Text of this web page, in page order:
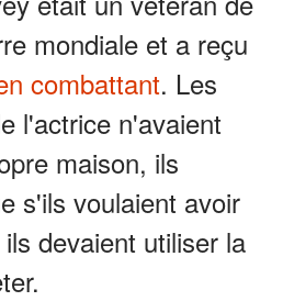
mondiale et a reçu
combattant. Les
l'actrice n'avaient
maison, ils
s'ils voulaient avoir
devaient utiliser la